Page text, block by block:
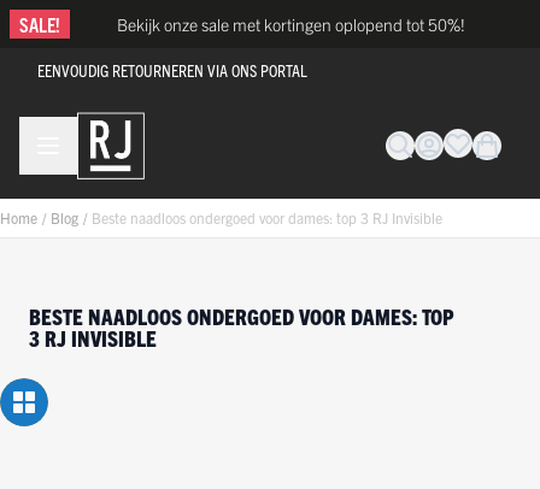
Ga naar de inhoud
SALE! Bekijk onze sale met kortingen oplopend tot 50%!
EENVOUDIG RETOURNEREN VIA ONS PORTAL
Home / Blog / Beste naadloos ondergoed voor dames: top 3 RJ Invisible
BESTE NAADLOOS ONDERGOED VOOR DAMES: TOP
3 RJ INVISIBLE